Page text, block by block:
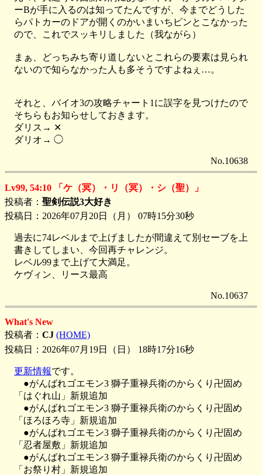
ーBが手に入るのは知ってたんですが、今までどうした
らパトカーのドアが開くのかいまいちピンとこなかった
ので、これでスッキリしました（我ながら）
まぁ、どっちみち寄り道しないとこれらの要素は見られ
ないので知らなかった人も多そうですよねぇ…。
それと、バイオ3の攻略チャート1に誤字を見つけたので
そちらもお知らせしておきます。
ダリス→ ✕
ダリオ→ ◯
No.10638
Lv99, 54:10 「ケ（冥）・リ（冥）・シ（聖）」
投稿者： 聖剣伝説3大好き
投稿日：2026年07月20日（月） 07時15分30秒
過去に74レベルまで上げましたが間違えて別セーブを上
書きしてしまい、今回再チャレンジ。
レベル99まで上げて大満足。
ケヴィン、リース最高
No.10637
What's New
投稿者： CJ (HOME)
投稿日：2026年07月19日（日） 18時17分16秒
更新情報です。
●がんばれゴエモン3 獅子重禄兵衛のからくり卍固め
「はぐれ山」新規追加
●がんばれゴエモン3 獅子重禄兵衛のからくり卍固め
「ほろほろ寺」新規追加
●がんばれゴエモン3 獅子重禄兵衛のからくり卍固め
「忍者屋敷」新規追加
●がんばれゴエモン3 獅子重禄兵衛のからくり卍固め
「お祭り村」新規追加